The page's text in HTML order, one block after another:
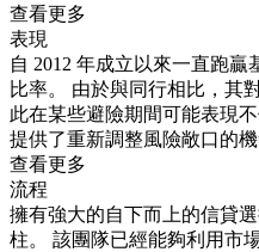
查看更多
表現
自 2012 年成立以來一直跑
比率。 由於與同行相比，其
此在某些避險期間可能表現
提供了重新調整風險敞口的機
查看更多
流程
擁有強大的自下而上的信貸
柱。 該團隊已經能夠利用市